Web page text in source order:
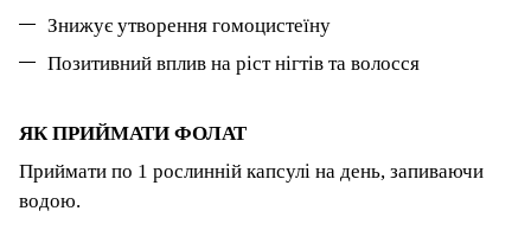
Знижує утворення гомоцистеїну
Позитивний вплив на ріст нігтів та волосся
ЯК ПРИЙМАТИ ФОЛАТ
Приймати по 1 рослинній капсулі на день, запиваючи
водою.